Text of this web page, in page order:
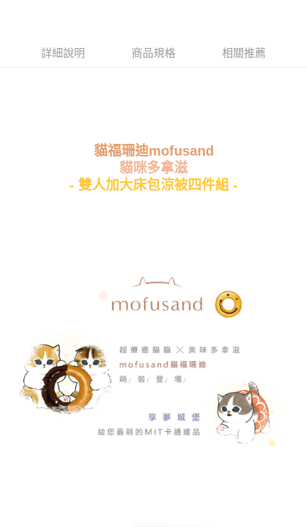
每筆NT$80，滿NT$699(含以上)免運費
詳細說明 商品規格 相關推薦
貓福珊迪mofusand
貓咪多拿滋
- 雙人加大床包涼被四件組 -